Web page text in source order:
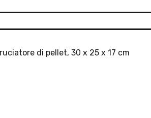
di pellet, 30 x 25 x 17 cm